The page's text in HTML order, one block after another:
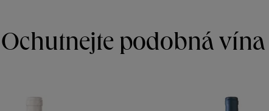
Ochutnejte podobná vína